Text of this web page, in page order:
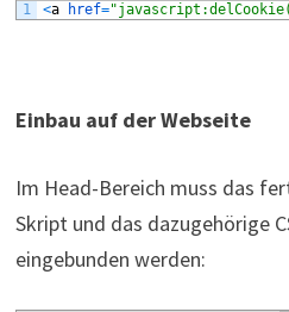
1
<a href=
Einbau auf der Webseite
Im Head-Bereich muss das
Skript und das dazugehörige
eingebunden werden: